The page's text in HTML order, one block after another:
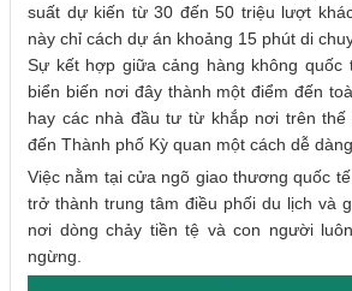
suất dự kiến từ 30 đến 50 triệu lượt
này chỉ cách dự án khoảng 15 phút di
Sự kết hợp giữa cảng hàng không quốc
biển biến nơi đây thành một điểm đến
hay các nhà đầu tư từ khắp nơi trên
đến Thành phố Kỳ quan một cách dễ
Việc nằm tại cửa ngõ giao thương quốc
trở thành trung tâm điều phối du lịch và
nơi dòng chảy tiền tệ và con người
ngừng.